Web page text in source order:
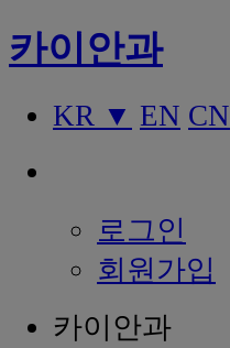
카이안과
KR ▼ EN CN
로그인
회원가입
카이안과